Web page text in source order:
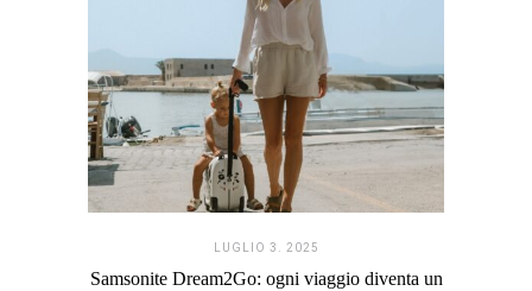
LUGLIO 3. 2025
Samsonite Dream2Go: ogni viaggio diventa un